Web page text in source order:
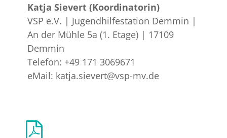
Katja Sievert (Koordinatorin)
VSP e.V. | Jugendhilfestation Demmin |
An der Mühle 5a (1. Etage) | 17109
Demmin
Telefon: +49 171 3069671
eMail: katja.sievert@vsp-mv.de